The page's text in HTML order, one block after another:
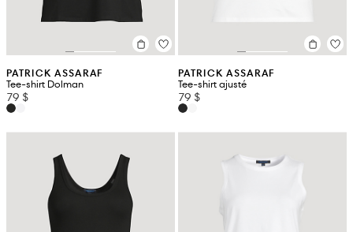
PATRICK ASSARAF
Tee-shirt Dolman
79 $
PATRICK ASSARAF
Tee-shirt ajusté
79 $